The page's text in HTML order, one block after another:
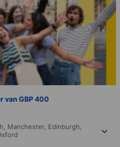
van GBP 400
Manchester, Edinburgh,